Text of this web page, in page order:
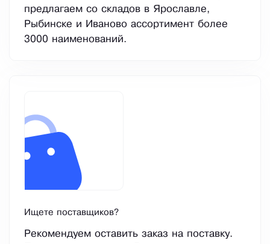
предлагаем со складов в Ярославле,
Рыбинске и Иваново ассортимент более
3000 наименований.
Ищете поставщиков?
Рекомендуем оставить заказ на поставку.